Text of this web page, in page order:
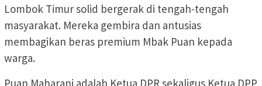
Lombok Timur solid bergerak di tengah-tengah
masyarakat. Mereka gembira dan antusias
membagikan beras premium Mbak Puan kepada
warga.
Puan Maharani adalah Ketua DPR sekaligus Ketua DPP